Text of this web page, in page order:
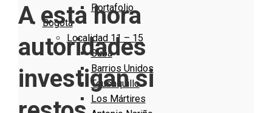
Portafolio
Bogotá
Localidad 11 – 15
Suba
Barrios Unidos
Teusaquillo
Los Mártires
A esta hora
autoridades
investigan si